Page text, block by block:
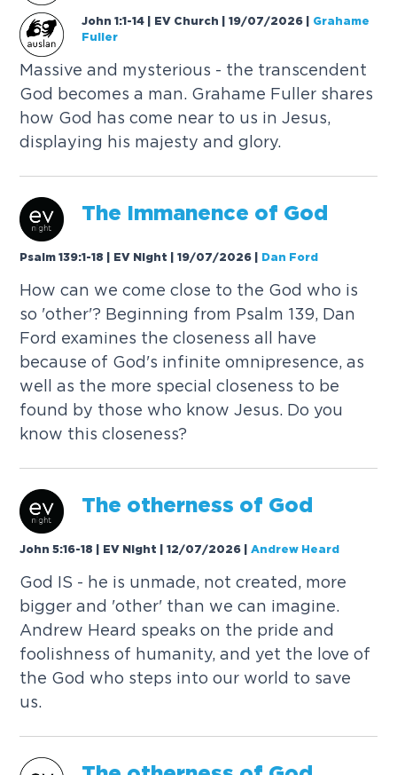
John 1:1-14 | EV Church | 19/07/2026
Grahame
Fuller
Massive and mysterious - t he transcend ent
God becomes a man Gra hame Fu er s hares
how God has come near to us in Jesus
d isp laying his majesty and g lory.
T he mmanence of God
Psalm 139:1-18 | EV Night | 19/07/2026 Dan Ford
How can we come c lose to t he God w ho is
so 'ot her'? Beginning from Psa m 139 Dan
Ford examines t he c loseness a have
because of God 's infinite omnipresence as
we as t he more specia c loseness to be
found by t hose w ho know Jesus Do you
know t his c loseness?
T he ot herness of God
John 5:16-18 | EV Night | 12/07/2026 |Andrew Heard
God IS - he is unmad e not created more
bigger and 'ot her' t han we can imagine
And rew Heard spea ks on t he prid e and
foo is hness of humanity, and yet t he love of
t he God w ho steps into our wor ld to save
us